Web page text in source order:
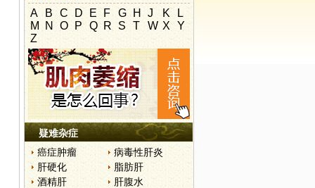
A B C D E F G H J K
L
M N O P Q R S T W X
Y
Z
疑难杂症
癌症肿瘤
病毒性肝炎
肝硬化
脂肪肝
酒精肝
肝腹水